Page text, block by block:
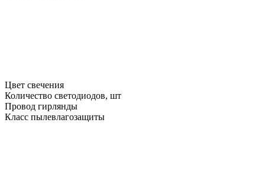
Цвет свечения
Количество светодиодов, шт
Провод гирлянды
Класс пылевлагозащиты